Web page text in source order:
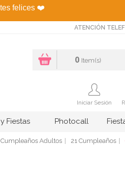
felices ❤️
ATENCIÓN
0 Item(s)
Iniciar Sesión
Fiestas Photocall
Cumpleaños Adultos 21 Cumpleaños